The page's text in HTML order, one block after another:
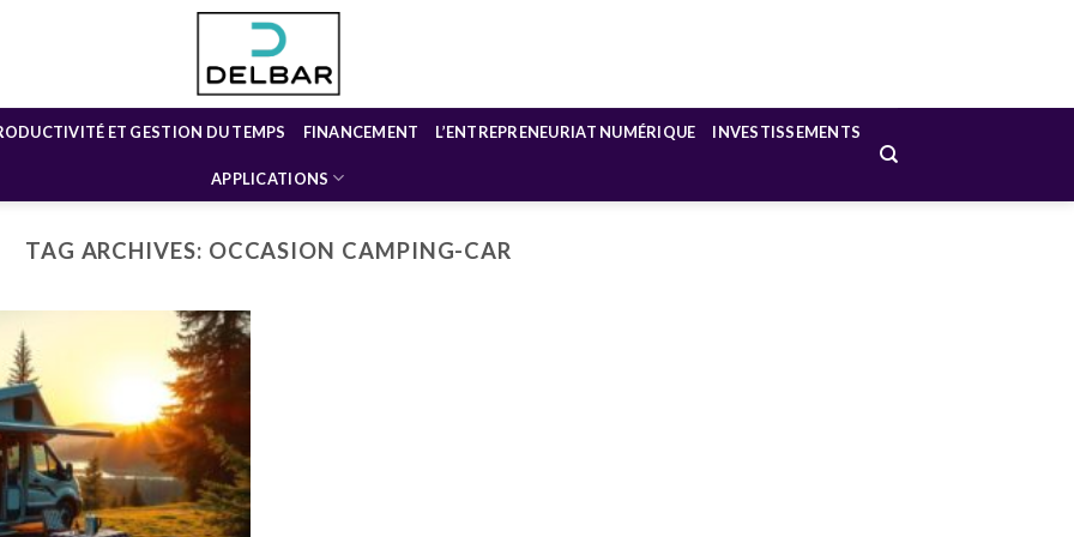
ET GESTION DU TEMPS FINANCEMENT L’ENTREPRENEURIAT NUMÉRIQUE INVESTISSEMENTS
APPLICATIONS
TAG ARCHIVES: OCCASION CAMPING-CAR